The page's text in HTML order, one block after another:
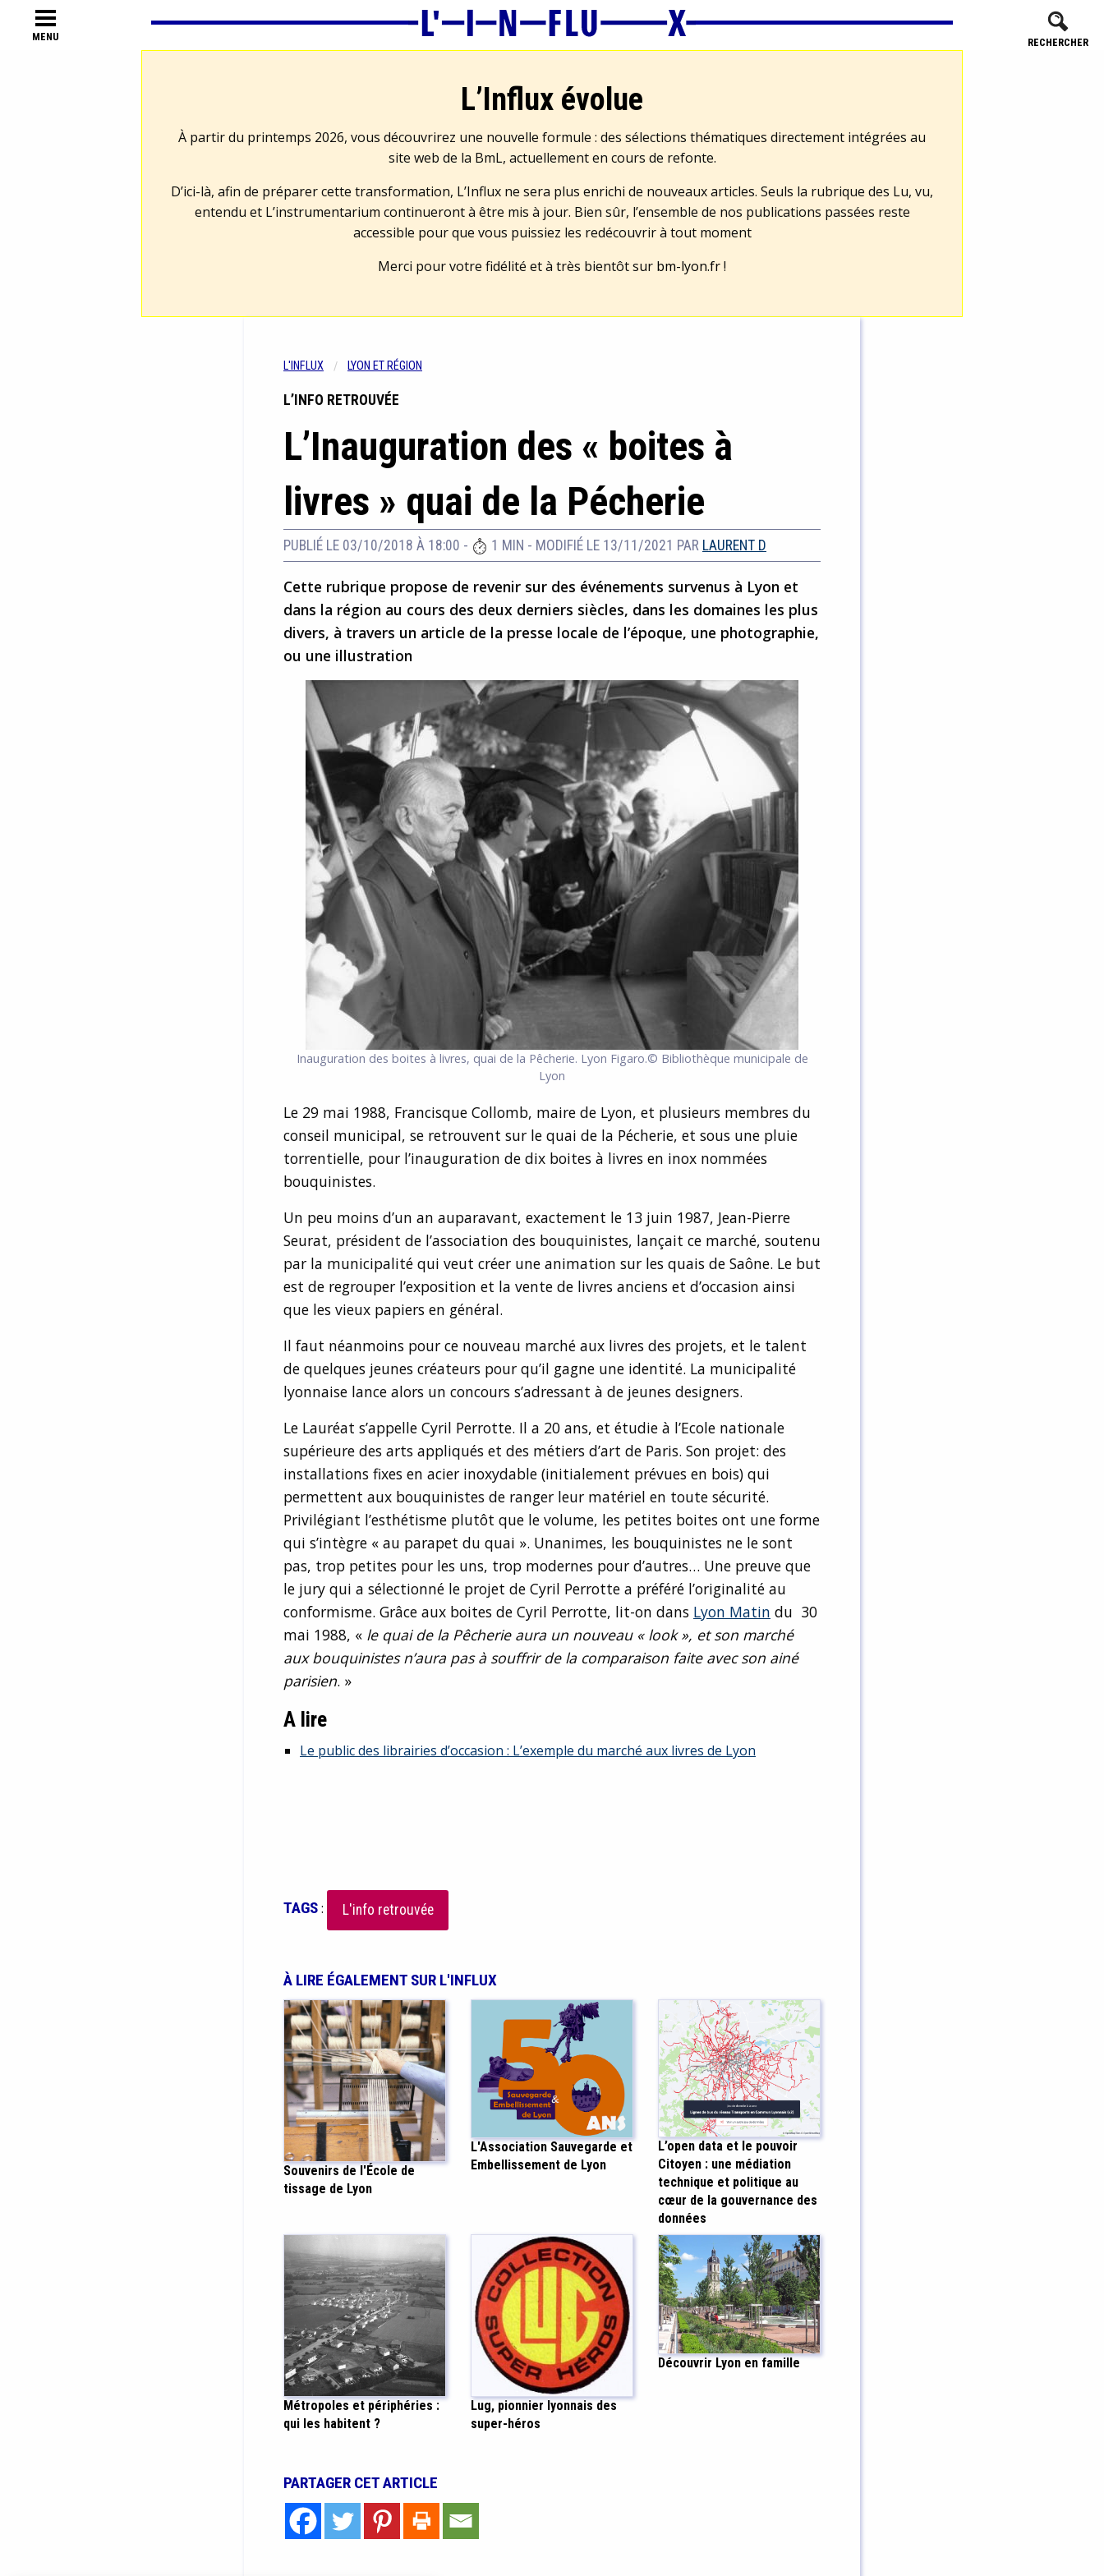
MENU RECHERCHER
L’Influx évolue
À partir du printemps 2026, vous découvrirez une nouvelle formule : des sélections thématiques directement intégrées au
site web de la BmL, actuellement en cours de refonte.
D’ici-là, afin de préparer cette transformation, L’Influx ne sera plus enrichi de nouveaux articles. Seuls la rubrique des Lu, vu,
entendu et L’instrumentarium continueront à être mis à jour. Bien sûr, l’ensemble de nos publications passées reste
accessible pour que vous puissiez les redécouvrir à tout moment
Merci pour votre fidélité et à très bientôt sur bm-lyon.fr!
L'INFLUX LYON ET RÉGION
L’INFO RETROUVÉE
L’Inauguration des « boites à
livres » quai de la Pécherie
PUBLIÉ LE 03/10/2018 À 18:00 - 1 MIN - MODIFIÉ LE 13/11/2021 PAR LAURENT D
Cette rubrique propose de revenir sur des événements survenus à Lyon et
dans la région au cours des deux derniers siècles, dans les domaines les plus
divers, à travers un article de la presse locale de l’époque, une photographie,
ou une illustration
Inauguration des boites à livres, quai de la Pêcherie. Lyon Figaro.© Bibliothèque municipale de
Lyon
Le 29 mai 1988, Francisque Collomb, maire de Lyon, et plusieurs membres du
conseil municipal, se retrouvent sur le quai de la Pécherie, et sous une pluie
torrentielle, pour l’inauguration de dix boites à livres en inox nommées
bouquinistes.
Un peu moins d’un an auparavant, exactement le 13 juin 1987, Jean-Pierre
Seurat, président de l’association des bouquinistes, lançait ce marché, soutenu
par la municipalité qui veut créer une animation sur les quais de Saône. Le but
est de regrouper l’exposition et la vente de livres anciens et d’occasion ainsi
que les vieux papiers en général.
Il faut néanmoins pour ce nouveau marché aux livres des projets, et le talent
de quelques jeunes créateurs pour qu’il gagne une identité. La municipalité
lyonnaise lance alors un concours s’adressant à de jeunes designers.
Le Lauréat s’appelle Cyril Perrotte. Il a 20 ans, et étudie à l’Ecole nationale
supérieure des arts appliqués et des métiers d’art de Paris. Son projet: des
installations fixes en acier inoxydable (initialement prévues en bois) qui
permettent aux bouquinistes de ranger leur matériel en toute sécurité.
Privilégiant l’esthétisme plutôt que le volume, les petites boites ont une forme
qui s’intègre « au parapet du quai ». Unanimes, les bouquinistes ne le sont
pas, trop petites pour les uns, trop modernes pour d’autres… Une preuve que
le jury qui a sélectionné le projet de Cyril Perrotte a préféré l’originalité au
conformisme. Grâce aux boites de Cyril Perrotte, lit-on dans Lyon Matin du 30
mai 1988, « le quai de la Pêcherie aura un nouveau « look », et son marché
aux bouquinistes n’aura pas à souffrir de la comparaison faite avec son ainé
parisien. »
A lire
Le public des librairies d’occasion : L’exemple du marché aux livres de Lyon
TAGS: L'info retrouvée
À LIRE ÉGALEMENT SUR L'INFLUX
Souvenirs de l'École de
tissage de Lyon
L'Association Sauvegarde et
Embellissement de Lyon
L’open data et le pouvoir
Citoyen : une médiation
technique et politique au
cœur de la gouvernance des
données
Métropoles et périphéries :
qui les habitent ?
Lug, pionnier lyonnais des
super-héros
Découvrir Lyon en famille
PARTAGER CET ARTICLE